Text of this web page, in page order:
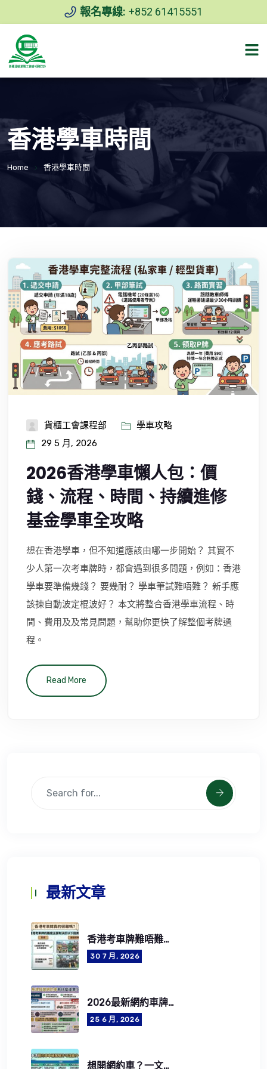
報名專線: +852 61415551
香港學車時間
Home 香港學車時間
貨櫃工會課程部
學車攻略
29 5 月, 2026
2026香港學車懶人包：價
錢、流程、時間、持續進修
基金學車全攻略
想在香港學車，但不知道應該由哪一步開始？ 其實不
少人第一次考車牌時，都會遇到很多問題，例如：香港
學車要準備幾錢？ 要幾耐？ 學車筆試難唔難？ 新手應
該揀自動波定棍波好？ 本文將整合香港學車流程、時
間、費用及及常見問題，幫助你更快了解整個考牌過
程。
Read More
最新文章
香港考車牌難唔難？2026考牌流程、費用、筆試及路試攻略
30 7 月, 2026
2026最新網約車牌照申請懶人包：5步成為合法網約車司機
25 6 月, 2026
想開網約車？一文了解網約車司機資格要求、牌照費用及CEF學車資助